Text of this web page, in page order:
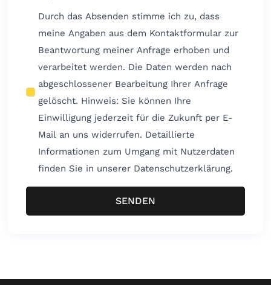
Durch das Absenden stimme ich zu, dass
meine Angaben aus dem Kontaktformular zur
Beantwortung meiner Anfrage erhoben und
verarbeitet werden. Die Daten werden nach
abgeschlossener Bearbeitung Ihrer Anfrage
gelöscht. Hinweis: Sie können Ihre
Einwilligung jederzeit für die Zukunft per E-
Mail an uns widerrufen. Detaillierte
Informationen zum Umgang mit Nutzerdaten
finden Sie in unserer Datenschutzerklärung.
SENDEN